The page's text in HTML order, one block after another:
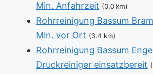
Min. Anfahrzeit (0.0 km)
Rohrreinigung Bassum
Min. vor Ort (3.4 km)
Rohrreinigung Bassum
Druckreiniger einsatzbereit